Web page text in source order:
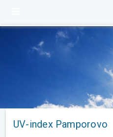
UV-index Pamporovo